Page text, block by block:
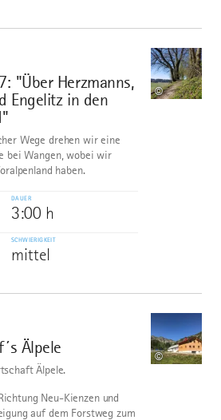
"Über Herzmanns,
Engelitz in den
©
Wege drehen wir eine
bei Wangen, wobei wir
haben.
DAUER
3:00 h
SCHWIERIGKEIT
mittel
Älpele
©
Älpele.
Neu-Kienzen und
auf dem Forstweg zum